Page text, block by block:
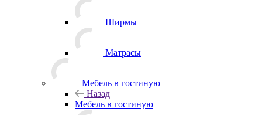
Ширмы
Матрасы
Мебель в гостиную
Назад
Мебель в гостиную